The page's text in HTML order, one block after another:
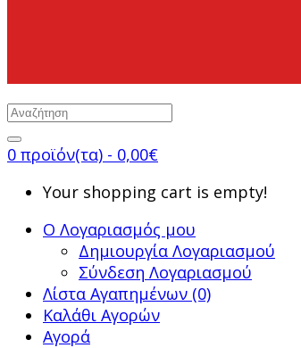
0 προϊόν(τα) - 0,00€
Your shopping cart is empty!
Ο Λογαριασμός μου
Δημιουργία Λογαριασμού
Σύνδεση Λογαριασμού
Λίστα Αγαπημένων (0)
Καλάθι Αγορών
Αγορά